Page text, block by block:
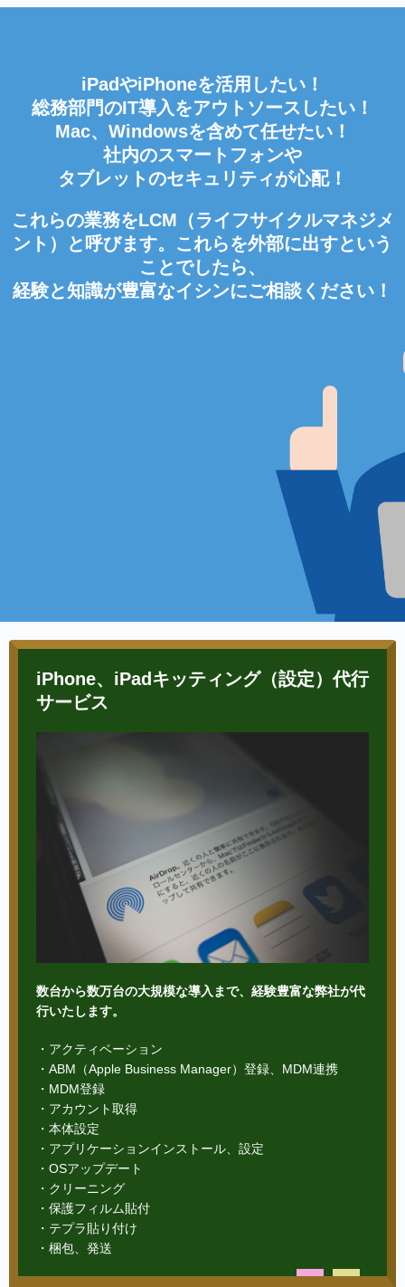
iPadやiPhoneを活用したい！
総務部門のIT導入をアウトソースしたい！
Mac、Windowsを含めて任せたい！
社内のスマートフォンや
タブレットのセキュリティが心配！
これらの業務をLCM（ライフサイクルマネジメ
ント）と呼びます。これらを外部に出すという
ことでしたら、
経験と知識が豊富なイシンにご相談ください！
iPhone、iPadキッティング（設定）代行
サービス
数台から数万台の大規模な導入まで、経験豊富な弊社が代
行いたします。
・アクティベーション
・ABM（Apple Business Manager）登録、MDM連携
・MDM登録
・アカウント取得
・本体設定
・アプリケーションインストール、設定
・OSアップデート
・クリーニング
・保護フィルム貼付
・テプラ貼り付け
・梱包、発送